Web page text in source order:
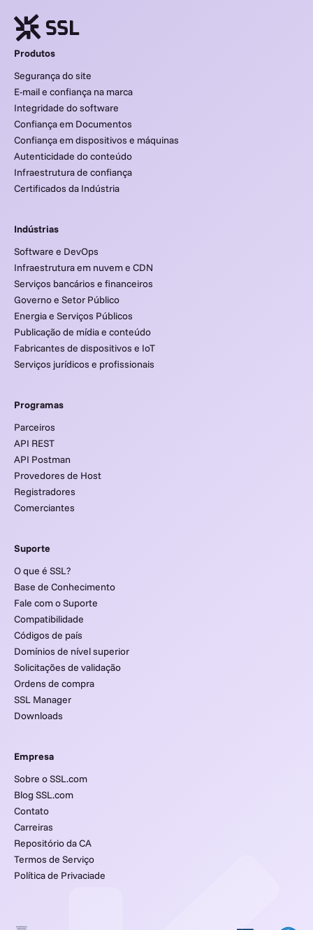
Produtos
Segurança do site
E-mail e confiança na marca
Integridade do software
Confiança em Documentos
Confiança em dispositivos e máquinas
Autenticidade do conteúdo
Infraestrutura de confiança
Certificados da Indústria
Indústrias
Software e DevOps
Infraestrutura em nuvem e CDN
Serviços bancários e financeiros
Governo e Setor Público
Energia e Serviços Públicos
Publicação de mídia e conteúdo
Fabricantes de dispositivos e IoT
Serviços jurídicos e profissionais
Programas
Parceiros
API REST
API Postman
Provedores de Host
Registradores
Comerciantes
Suporte
O que é SSL?
Base de Conhecimento
Fale com o Suporte
Compatibilidade
Códigos de país
Domínios de nível superior
Solicitações de validação
Ordens de compra
SSL Manager
Downloads
Empresa
Sobre o SSL.com
Blog SSL.com
Contato
Carreiras
Repositório da CA
Termos de Serviço
Política de Privaciade